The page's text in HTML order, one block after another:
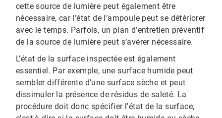
cette source de lumière peut également être
nécessaire, car l’état de l’ampoule peut se détériorer
avec le temps. Parfois, un plan d’entretien préventif
de la source de lumière peut s’avérer nécessaire.
L’état de la surface inspectée est également
essentiel. Par exemple, une surface humide peut
sembler différente d’une surface sèche et peut
dissimuler la présence de résidus de saleté. La
procédure doit donc spécifier l'état de la surface,